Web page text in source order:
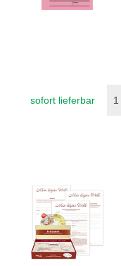
sofort lieferbar